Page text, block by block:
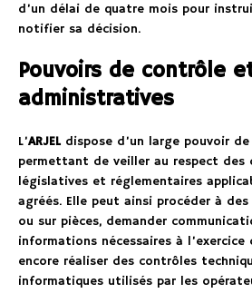
d’un délai de quatre mois pour
notifier sa décision.
Pouvoirs de contrôle
administratives
L’ARJEL dispose d’un large pouvoir
permettant de veiller au respect des
législatives et réglementaires
agréés. Elle peut ainsi procéder à
ou sur pièces, demander
informations nécessaires à l’exercice
encore réaliser des contrôles
informatiques utilisés par les